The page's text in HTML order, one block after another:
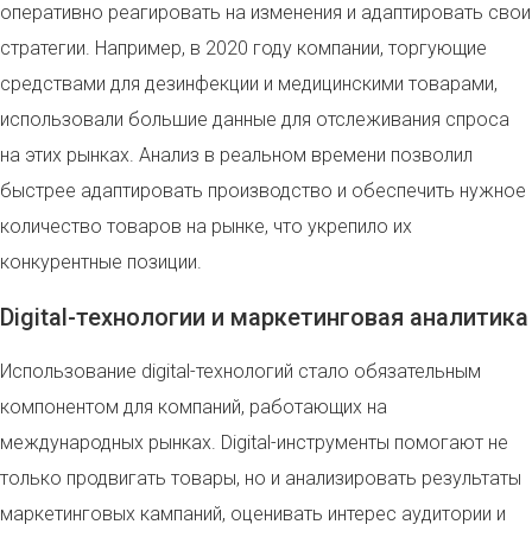
оперативно реагировать на изменения и адаптировать свои
стратегии. Например, в 2020 году компании, торгующие
средствами для дезинфекции и медицинскими товарами,
использовали большие данные для отслеживания спроса
на этих рынках. Анализ в реальном времени позволил
быстрее адаптировать производство и обеспечить нужное
количество товаров на рынке, что укрепило их
конкурентные позиции.
Digital-технологии и маркетинговая аналитика
Использование digital-технологий стало обязательным
компонентом для компаний, работающих на
международных рынках. Digital-инструменты помогают не
только продвигать товары, но и анализировать результаты
маркетинговых кампаний, оценивать интерес аудитории и